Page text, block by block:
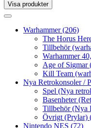
Visa produkter
Toggle
Toggle
navigationWarhammer(206)
The Horus
Tillbehör
Warhammer
Age of Sigmar
Kill Team
Nya Retrokonsoler /
Spel (Nya
Basenheter
Tillbehör (Nya
Övrigt (Prylar)
Nintendo NES (72)